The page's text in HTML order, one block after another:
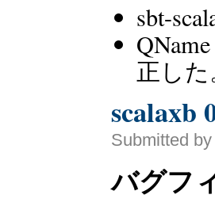
sbt-
正し
scalaxb
Submitted
バグフ